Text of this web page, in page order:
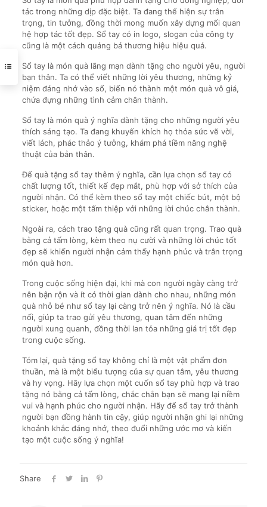
tác trong những dịp đặc biệt. Ta đang thể hiện sự trân
trọng, tin tưởng, đồng thời mong muốn xây dựng mối quan
hệ hợp tác tốt đẹp. Sổ tay có in logo, slogan của công ty
cũng là một cách quảng bá thương hiệu hiệu quả.
Sổ tay là món quà lãng mạn dành tặng cho người yêu, người
bạn thân. Ta có thể viết những lời yêu thương, những kỷ
niệm đáng nhớ vào sổ, biến nó thành một món quà vô giá,
chứa đựng những tình cảm chân thành.
Sổ tay là món quà ý nghĩa dành tặng cho những người yêu
thích sáng tạo. Ta đang khuyến khích họ thỏa sức vẽ vời,
viết lách, phác thảo ý tưởng, khám phá tiềm năng nghệ
thuật của bản thân.
Để quà tặng sổ tay thêm ý nghĩa, cần lựa chọn sổ tay có
chất lượng tốt, thiết kế đẹp mắt, phù hợp với sở thích của
người nhận. Có thể kèm theo sổ tay một chiếc bút, một bộ
sticker, hoặc một tấm thiệp với những lời chúc chân thành.
Ngoài ra, cách trao tặng quà cũng rất quan trọng. Trao quà
bằng cả tấm lòng, kèm theo nụ cười và những lời chúc tốt
đẹp sẽ khiến người nhận cảm thấy hạnh phúc và trân trọng
món quà hơn.
Trong cuộc sống hiện đại, khi mà con người ngày càng trở
nên bận rộn và ít có thời gian dành cho nhau, những món
quà nhỏ bé như sổ tay lại càng trở nên ý nghĩa. Nó là cầu
nối, giúp ta trao gửi yêu thương, quan tâm đến những
người xung quanh, đồng thời lan tỏa những giá trị tốt đẹp
trong cuộc sống.
Tóm lại, quà tặng sổ tay không chỉ là một vật phẩm đơn
thuần, mà là một biểu tượng của sự quan tâm, yêu thương
và hy vọng. Hãy lựa chọn một cuốn sổ tay phù hợp và trao
tặng nó bằng cả tấm lòng, chắc chắn bạn sẽ mang lại niềm
vui và hạnh phúc cho người nhận. Hãy để sổ tay trở thành
người bạn đồng hành tin cậy, giúp người nhận ghi lại những
khoảnh khắc đáng nhớ, theo đuổi những ước mơ và kiến
tạo một cuộc sống ý nghĩa!
Share